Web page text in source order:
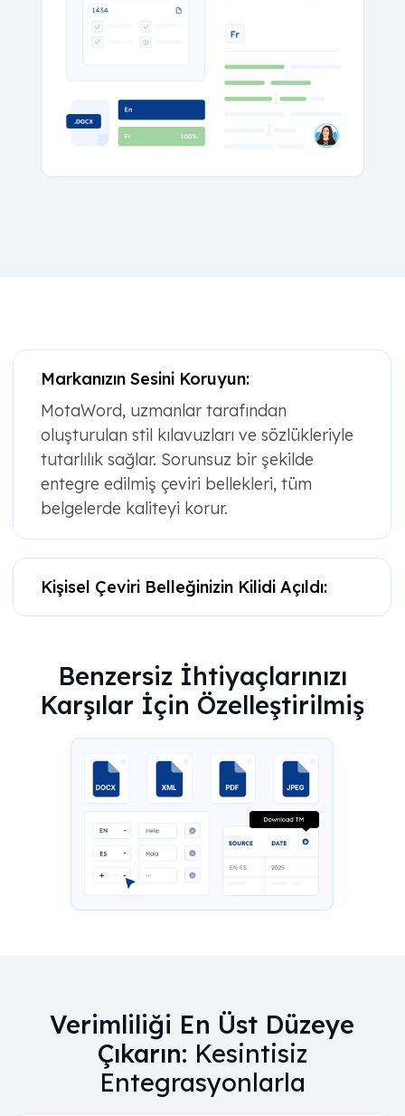
Markanızın Sesini Koruyun:
MotaWord, uzmanlar tarafından
oluşturulan stil kılavuzları ve sözlükleriyle
tutarlılık sağlar. Sorunsuz bir şekilde
entegre edilmiş çeviri bellekleri, tüm
belgelerde kaliteyi korur.
Kişisel Çeviri Belleğinizin Kilidi Açıldı:
Benzersiz İhtiyaçlarınızı
Karşılar İçin Özelleştirilmiş
Verimliliği En Üst Düzeye
Çıkarın: Kesintisiz
Entegrasyonlarla